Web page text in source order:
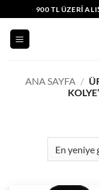
atla
900 TL ÜZERI
ANA SAYFA /